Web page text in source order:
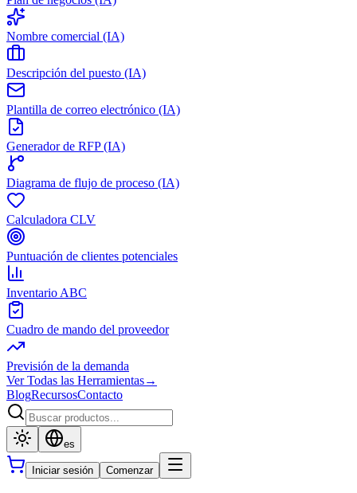
Nombre comercial (IA)
Descripción del puesto (IA)
Plantilla de correo electrónico (IA)
Generador de RFP (IA)
Diagrama de flujo de proceso (IA)
Calculadora CLV
Puntuación de clientes potenciales
Inventario ABC
Cuadro de mando del proveedor
Previsión de la demanda
Ver Todas las Herramientas→
BlogRecursosContacto
es
Iniciar sesión Comenzar